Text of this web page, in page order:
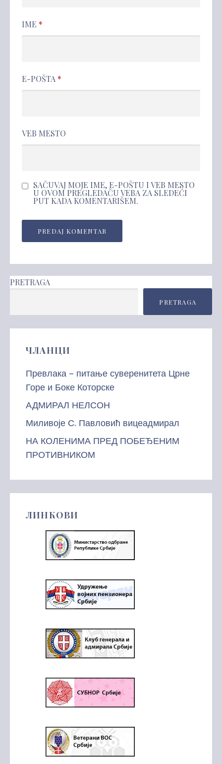
IME *
E-POŠTA *
VEB MESTO
SAČUVAJ MOJE IME, E-POŠTU I VEB MESTO
U OVOM PREGLEDAČU VEBA ZA SLEDEĆI
PUT KADA KOMENTARIŠEM.
PRETRAGA
PRETRAGA
ЧЛАНЦИ
Превлака – питање суверенитета Црне
Горе и Боке Которске
АДМИРАЛ НЕЛСОН
Миливоје С. Павловић вицеадмирал
НА КОЛЕНИМА ПРЕД ПОБЕЂЕНИМ
ПРОТИВНИКОМ
ЛИНКОВИ